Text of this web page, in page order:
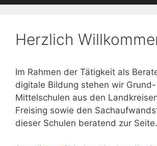
Herzlich
Im Rahmen der Tätigkeit als
digitale Bildung stehen wir
Mittelschulen aus den
Freising sowie den
dieser Schulen beratend zur Seite.